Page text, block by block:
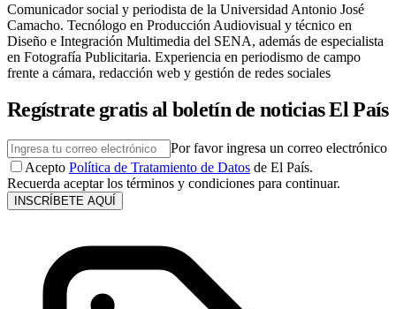
Comunicador social y periodista de la Universidad Antonio José
Camacho. Tecnólogo en Producción Audiovisual y técnico en
Diseño e Integración Multimedia del SENA, además de especialista
en Fotografía Publicitaria. Experiencia en periodismo de campo
frente a cámara, redacción web y gestión de redes sociales
Regístrate gratis al boletín de noticias El País
Por favor ingresa un correo electrónico
Acepto Política de Tratamiento de Datos de El País.
Recuerda aceptar los términos y condiciones para continuar.
INSCRÍBETE AQUÍ